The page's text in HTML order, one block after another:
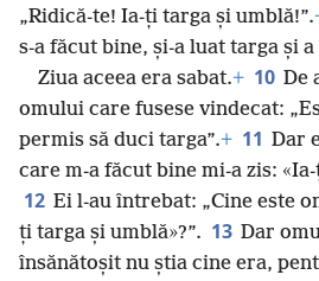
„Ridică-te! Ia-ți targa și umblă!”.
s-a făcut bine, și-a luat targa și
Ziua aceea era sabat.+ 10 De
omului care fusese vindecat:
permis să duci targa”.+ 11 Dar
care m-a făcut bine mi-a zis:
12 Ei l-au întrebat: „Cine este
ți targa și umblă»?”. 13 Dar
însănătoșit nu știa cine era,